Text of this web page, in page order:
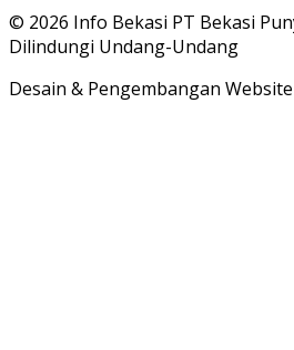
© 2026 Info Bekasi PT Bekasi
Dilindungi Undang-Undang
Desain & Pengembangan